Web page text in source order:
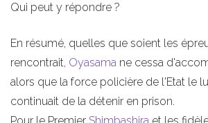
Qui peut y répondre ?
En résumé, quelles que soient les
rencontrait, Oyasama ne cessa
alors que la force policière de l'Etat le
continuait de la détenir en prison.